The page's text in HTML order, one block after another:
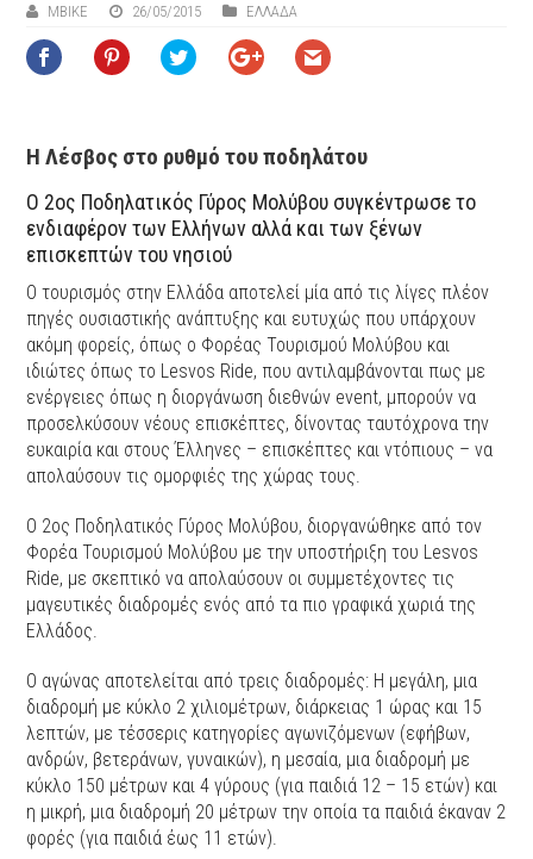
ΜΒIKE 26/05/2015 ΕΛΛΑΔΑ
Η Λέσβος στο ρυθμό του ποδηλάτου
Ο 2ος Ποδηλατικός Γύρος Μολύβου συγκέντρωσε το
ενδιαφέρον των Ελλήνων αλλά και των ξένων
επισκεπτών του νησιού
Ο τουρισμός στην Ελλάδα αποτελεί μία από τις λίγες πλέον
πηγές ουσιαστικής ανάπτυξης και ευτυχώς που υπάρχουν
ακόμη φορείς, όπως ο Φορέας Τουρισμού Μολύβου και
ιδιώτες όπως το Lesvos Ride, που αντιλαμβάνονται πως με
ενέργειες όπως η διοργάνωση διεθνών event, μπορούν να
προσελκύσουν νέους επισκέπτες, δίνοντας ταυτόχρονα την
ευκαιρία και στους Έλληνες – επισκέπτες και ντόπιους – να
απολαύσουν τις ομορφιές της χώρας τους.
Ο 2ος Ποδηλατικός Γύρος Μολύβου, διοργανώθηκε από τον
Φορέα Τουρισμού Μολύβου με την υποστήριξη του Lesvos
Ride, με σκεπτικό να απολαύσουν οι συμμετέχοντες τις
μαγευτικές διαδρομές ενός από τα πιο γραφικά χωριά της
Ελλάδος.
Ο αγώνας αποτελείται από τρεις διαδρομές: Η μεγάλη, μια
διαδρομή με κύκλο 2 χιλιομέτρων, διάρκειας 1 ώρας και 15
λεπτών, με τέσσερις κατηγορίες αγωνιζόμενων (εφήβων,
ανδρών, βετεράνων, γυναικών), η μεσαία, μια διαδρομή με
κύκλο 150 μέτρων και 4 γύρους (για παιδιά 12 – 15 ετών) και
η μικρή, μια διαδρομή 20 μέτρων την οποία τα παιδιά έκαναν 2
φορές (για παιδιά έως 11 ετών).